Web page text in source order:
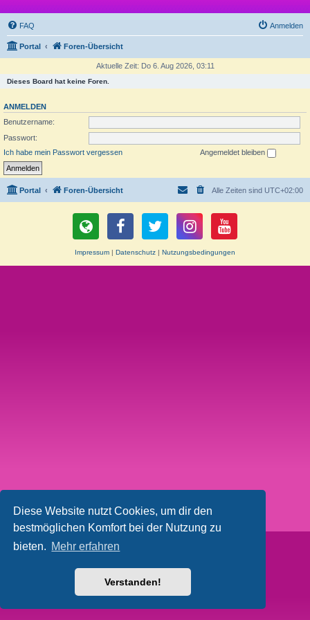
Diese Website nutzt Cookies, um dir den
bestmöglichen Komfort bei der Nutzung zu
bieten. Mehr erfahren
Verstanden!
FAQ Anmelden
Portal Foren-Übersicht
Aktuelle Zeit: Do 6. Aug 2026, 03:11
Dieses Board hat keine Foren.
ANMELDEN
Benutzername:
Passwort:
Ich habe mein Passwort vergessen
Angemeldet bleiben
Portal Foren-Übersicht Alle Zeiten sind UTC+02:00
Impressum | Datenschutz | Nutzungsbedingungen